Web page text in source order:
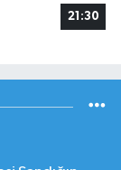
21:30